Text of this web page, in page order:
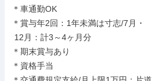
＊車通勤OK
＊賞与年2回：1年未満は寸志/7月・
＊期末賞与あり
＊資格手当